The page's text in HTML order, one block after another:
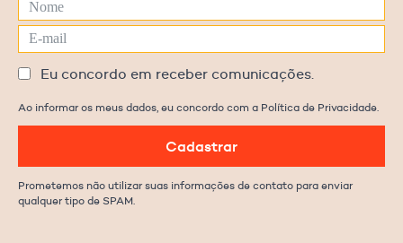
Eu concordo em receber comunicações.
Ao informar os meus dados, eu concordo com a Política de Privacidade.
Cadastrar
Prometemos não utilizar suas informações de contato para enviar
qualquer tipo de SPAM.